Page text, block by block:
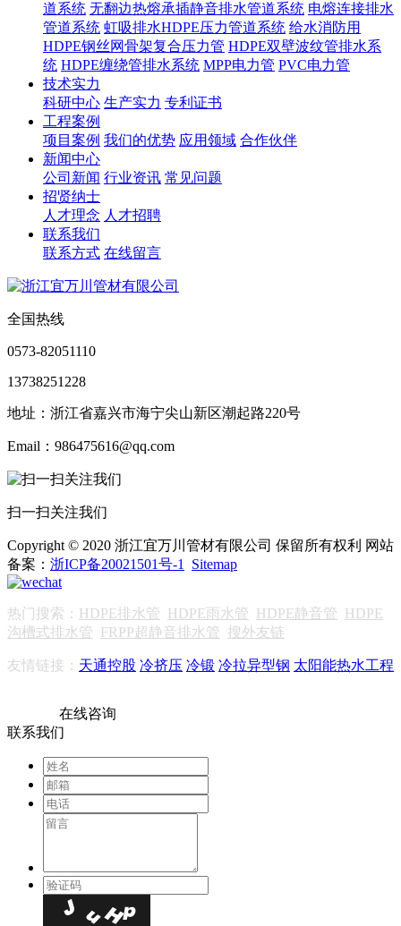
道系统 无翻边热熔承插静音排水管道系统 电熔连接排水
管道系统 虹吸排水HDPE压力管道系统 给水消防用
HDPE钢丝网骨架复合压力管 HDPE双壁波纹管排水系
统 HDPE缠绕管排水系统 MPP电力管 PVC电力管
技术实力
科研中心 生产实力 专利证书
工程案例
项目案例 我们的优势 应用领域 合作伙伴
新闻中心
公司新闻 行业资讯 常见问题
招贤纳士
人才理念 人才招聘
联系我们
联系方式 在线留言
全国热线
0573-82051110
13738251228
地址：浙江省嘉兴市海宁尖山新区潮起路220号
Email：986475616@qq.com
扫一扫关注我们
Copyright © 2020 浙江宜万川管材有限公司 保留所有权利 网站
备案： 浙ICP备20021501号-1 Sitemap
热门搜索： HDPE排水管 HDPE雨水管 HDPE静音管 HDPE
沟槽式排水管 FRPP超静音排水管 搜外友链
友情链接： 天通控股 冷挤压 冷锻 冷拉异型钢 太阳能热水工程
在线咨询
联系我们